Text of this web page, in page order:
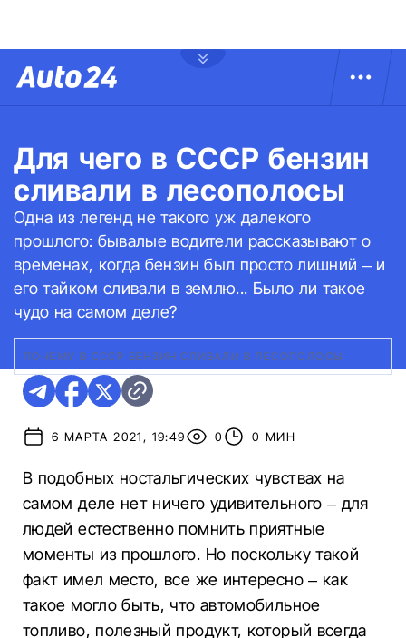
Для чего в СССР бензин
сливали в лесополосы
Одна из легенд не такого уж далекого
прошлого: бывалые водители рассказывают о
временах, когда бензин был просто лишний – и
его тайком сливали в землю... Было ли такое
чудо на самом деле?
ПОЧЕМУ В СССР БЕНЗИН СЛИВАЛИ В ЛЕСОПОЛОСЫ
6 МАРТА 2021, 19:49 0 0 МИН
В подобных ностальгических чувствах на
самом деле нет ничего удивительного – для
людей естественно помнить приятные
моменты из прошлого. Но поскольку такой
факт имел место, все же интересно – как
такое могло быть, что автомобильное
топливо, полезный продукт, который всегда